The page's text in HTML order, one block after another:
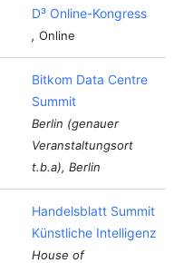
D³ Online-Kongress
, Online
Bitkom Data Centre
Summit
Berlin (genauer
Veranstaltungsort
t.b.a), Berlin
Handelsblatt Summit
Künstliche Intelligenz
House of